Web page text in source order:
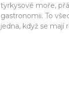
tyrkysové moře,
gastronomii. To
jedna, když se mají